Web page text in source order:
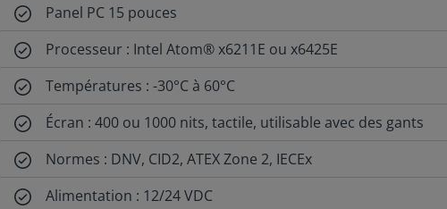
Panel PC 15 pouces
Processeur : Intel Atom® x6211E ou x6425E
Températures : -30°C à 60°C
Écran : 400 ou 1000 nits, tactile, utilisable avec des gants
Normes : DNV, CID2, ATEX Zone 2, IECEx
Alimentation : 12/24 VDC